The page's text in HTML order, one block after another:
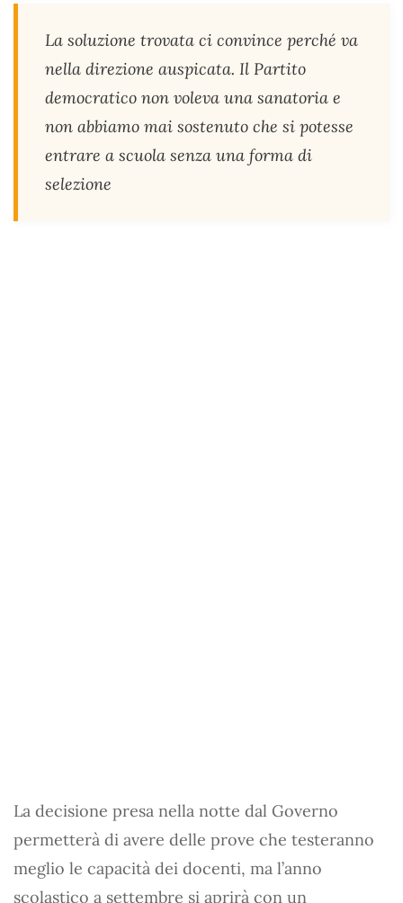
La soluzione trovata ci convince perché va
nella direzione auspicata. Il Partito
democratico non voleva una sanatoria e
non abbiamo mai sostenuto che si potesse
entrare a scuola senza una forma di
selezione
La decisione presa nella notte dal Governo
permetterà di avere delle prove che testeranno
meglio le capacità dei docenti, ma l’anno
scolastico a settembre si aprirà con un